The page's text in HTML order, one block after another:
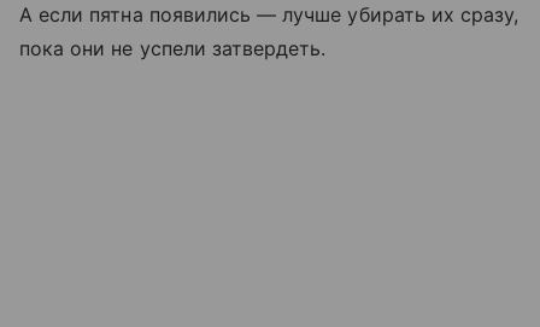
А если пятна появились — лучше убирать их сразу,
пока они не успели затвердеть.